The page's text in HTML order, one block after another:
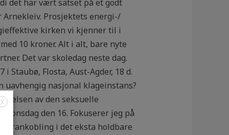
det har vært satset på et godt
Prosjektets energi-/
kirken vi kjenner til i
10 kroner. Alt i alt, bare nyte
Det var skoledag neste dag.
Flosta, Aust-Agder, 18 d.
uavhengig nasjonal klageinstans?
av den seksuelle
onsdag den 16. Fokuserer jeg på
Krankobling i det eksta holdbare
X